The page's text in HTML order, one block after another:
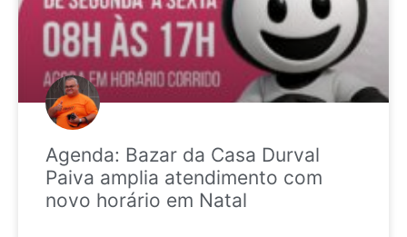
Agenda: Bazar da Casa Durval
Paiva amplia atendimento com
novo horário em Natal